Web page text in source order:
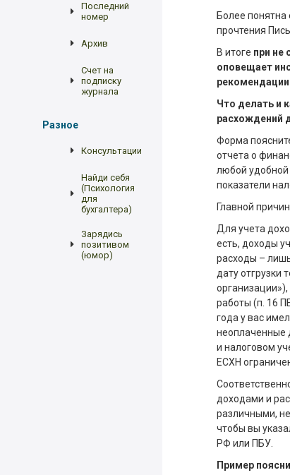
Последний
номер
Архив
Счет на
подписку
журнала
Разное
Консультации
Найди себя
(Психология
для
бухгалтера)
Зарядись
позитивом
(юмор)
Более понятна
прочтения
В итоге при не
оповещает
Что делать и
расхождений
Форма
отчета о
любой
показатели
Главной
Для учета
есть, доходы
расходы –
дату отгрузки
работы (п. 16
года у вас
неоплаченные
и налоговом
ЕСХН
доходами и
различными,
чтобы вы
РФ или ПБУ.
Пример